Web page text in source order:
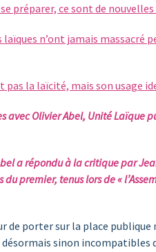
se préparer, ce sont de
laïques n’ont jamais massacré
pas la laïcité, mais son usage
Olivier Abel, Unité Laïque
a répondu à la critique par
premier, tenus lors de «
porter sur la place publique
sinon incompatibles